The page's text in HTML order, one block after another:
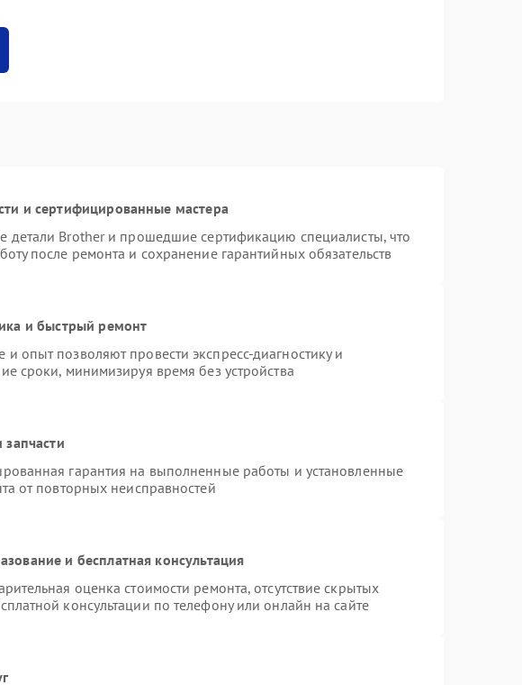
и сертифицированные мастера
детали Brother и прошедшие сертификацию специалисты, что
после ремонта и сохранение гарантийных обязательств
и быстрый ремонт
опыт позволяют провести экспресс-диагностику и
сроки, минимизируя время без устройства
гарантия на выполненные работы и установленные
от повторных неисправностей
и бесплатная консультация
оценка стоимости ремонта, отсутствие скрытых
консультации по телефону или онлайн на сайте